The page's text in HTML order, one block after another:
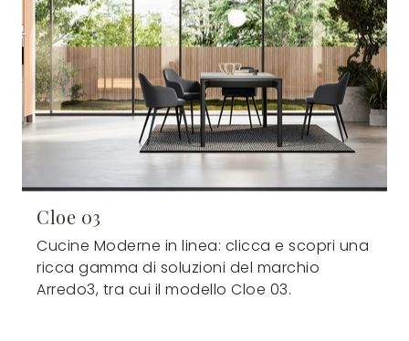
Cloe 03
Cucine Moderne in linea: clicca e scopri una
ricca gamma di soluzioni del marchio
Arredo3, tra cui il modello Cloe 03.